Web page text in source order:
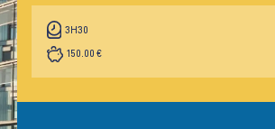
3H30
150.00 €